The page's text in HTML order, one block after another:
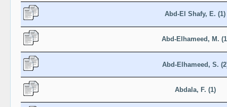
Abd-El Shafy, E. (1)
Abd-Elhameed, M.
Abd-Elhameed, S.
Abdala, F. (1)